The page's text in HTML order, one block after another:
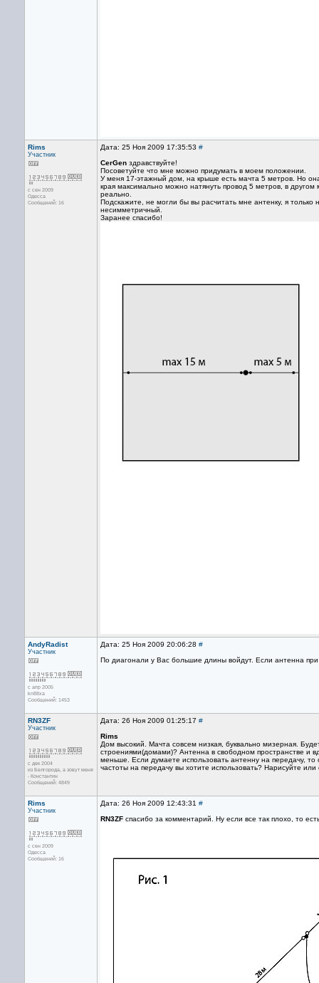
Rims
Участник
с сен 2009
Одесса
Сообщений: 16
Дата: 25 Ноя 2009 17:35:53 #
CerGen здравствуйте!
Посоветуйте что мне можно придумать в моем положении.
У меня 17-этажный дом, на крыше есть мачта 5 метров. Но
края максимально можно натянуть провод 5 метров, в
реально.
Подскажите, не могли бы вы расчитать мне антенку, я
несимметричный.
Заранее спасибо!
AndyRadist
Участник
с апр 2005
kn88xa
Сообщений: 1453
Дата: 25 Ноя 2009 20:06:28 #
По диагонали у Вас большие длины войдут. Если антенна при
RN3ZF
Участник
с дек 2004
из Белгорода, а зовут меня
- Константин
Сообщений: 4849
Дата: 26 Ноя 2009 01:25:17 #
Rims
Дом высокий. Мачта совсем низкая, буквально мизерная.
строениями(домами)? Антенна в свободном пространстве и
меньше. Если думаете использовать антенну на передачу,
частоты на передачу вы хотите использовать? Нарисуйте
Rims
Участник
с сен 2009
Одесса
Сообщений: 16
Дата: 26 Ноя 2009 12:43:31 #
RN3ZF спасибо за комментарий. Ну если все так плохо, то